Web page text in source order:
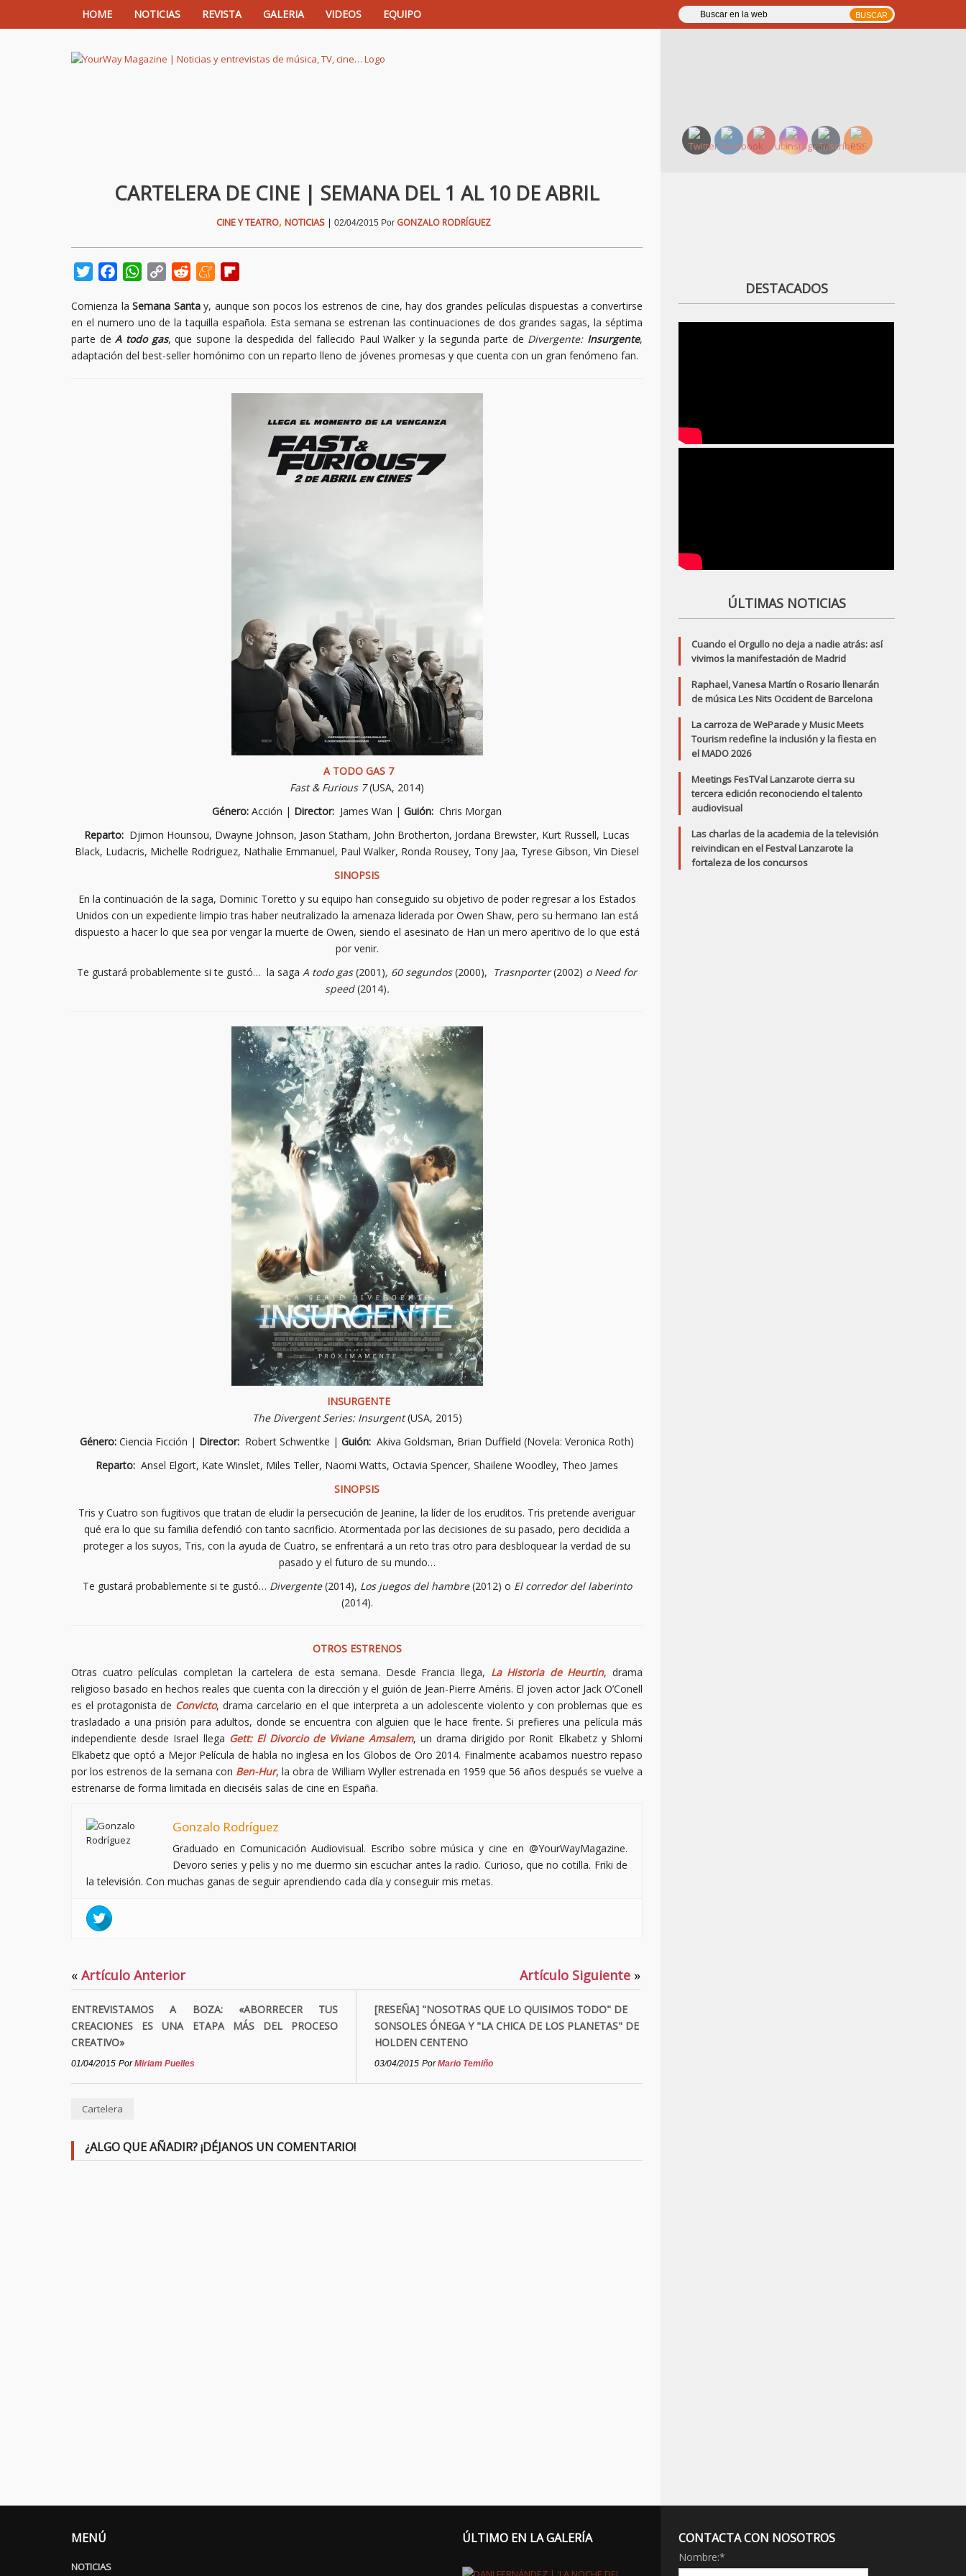
HOME NOTICIAS REVISTA GALERIA VIDEOS EQUIPO
CARTELERA DE CINE | SEMANA DEL 1 AL 10 DE ABRIL
CINE Y TEATRO, NOTICIAS| 02/04/2015 Por GONZALO RODRÍGUEZ
TwitterFacebookWhatsApp
Copy
Reddit Meneame
Comienza la Semana Santay, aunque son pocos los estrenos de cine, hay dos grandes películas dispuestas a convertirse
en el numero uno de la taquilla española. Esta semana se estrenan las continuaciones de dos grandes sagas, la séptima
parte deA todo gas, que supone la despedida del fallecido Paul Walker y la segunda parte de Divergente: Insurgente,
adaptación del best-seller homónimo con un reparto lleno de jóvenes promesas y que cuenta con un gran fenómeno fan.
A TODO GAS 7
Fast & Furious 7(USA, 2014)
Género: Acción | Director: James Wan | Guión: Chris Morgan
Reparto: Djimon Hounsou, Dwayne Johnson, Jason Statham, John Brotherton, Jordana Brewster, Kurt Russell, Lucas
Black, Ludacris, Michelle Rodriguez, Nathalie Emmanuel, Paul Walker, Ronda Rousey, Tony Jaa, Tyrese Gibson, Vin Diesel
SINOPSIS
En la continuación de la saga, Dominic Toretto y su equipo han conseguido su objetivo de poder regresar a los Estados
Unidos con un expediente limpio tras haber neutralizado la amenaza liderada por Owen Shaw, pero su hermano Ian está
dispuesto a hacer lo que sea por vengar la muerte de Owen, siendo el asesinato de Han un mero aperitivo de lo que está
por venir.
Te gustará probablemente si te gustó… la saga A todo gas(2001), 60 segundos(2000), Trasnporter(2002) o Need for
speed(2014).
INSURGENTE
The Divergent Series: Insurgent(USA, 2015)
Género: Ciencia Ficción | Director: Robert Schwentke | Guión: Akiva Goldsman, Brian Duffield (Novela: Veronica Roth)
Reparto: Ansel Elgort, Kate Winslet, Miles Teller, Naomi Watts, Octavia Spencer, Shailene Woodley, Theo James
SINOPSIS
Tris y Cuatro son fugitivos que tratan de eludir la persecución de Jeanine, la líder de los eruditos. Tris pretende averiguar
qué era lo que su familia defendió con tanto sacrificio. Atormentada por las decisiones de su pasado, pero decidida a
proteger a los suyos, Tris, con la ayuda de Cuatro, se enfrentará a un reto tras otro para desbloquear la verdad de su
pasado y el futuro de su mundo…
Te gustará probablemente si te gustó… Divergente(2014), Los juegos del hambre(2012) o El corredor del laberinto
(2014).
OTROS ESTRENOS
Otras cuatro películas completan la cartelera de esta semana. Desde Francia llega, La Historia de Heurtin, drama
religioso basado en hechos reales que cuenta con la dirección y el guión de Jean-Pierre Améris. El joven actor Jack O’Conell
es el protagonista de Convicto, drama carcelario en el que interpreta a un adolescente violento y con problemas que es
trasladado a una prisión para adultos, donde se encuentra con alguien que le hace frente. Si prefieres una película más
independiente desde Israel llega Gett: El Divorcio de Viviane Amsalem, un drama dirigido por Ronit Elkabetz y Shlomi
Elkabetz que optó a Mejor Película de habla no inglesa en los Globos de Oro 2014. Finalmente acabamos nuestro repaso
por los estrenos de la semana con Ben-Hur, la obra de William Wyller estrenada en 1959 que 56 años después se vuelve a
estrenarse de forma limitada en dieciséis salas de cine en España.
Gonzalo Rodríguez
Graduado en Comunicación Audiovisual. Escribo sobre música y cine en @YourWayMagazine.
Devoro series y pelis y no me duermo sin escuchar antes la radio. Curioso, que no cotilla. Friki de
la televisión. Con muchas ganas de seguir aprendiendo cada día y conseguir mis metas.
« Artículo Anterior
ENTREVISTAMOS A BOZA: «ABORRECER TUS
CREACIONES ES UNA ETAPA MÁS DEL PROCESO
CREATIVO»
01/04/2015 PorMiriam Puelles
Artículo Siguiente »
[RESEÑA] "NOSOTRAS QUE LO QUISIMOS TODO" DE
SONSOLES ÓNEGA Y "LA CHICA DE LOS PLANETAS" DE
HOLDEN CENTENO
03/04/2015 PorMario Temiño
Cartelera
¿ALGO QUE AÑADIR? ¡DÉJANOS UN COMENTARIO!
DESTACADOS
ÚLTIMAS NOTICIAS
Cuando el Orgullo no deja a nadie atrás: así
vivimos la manifestación de Madrid
Raphael, Vanesa Martín o Rosario llenarán
de música Les Nits Occident de Barcelona
La carroza de WeParade y Music Meets
Tourism redefine la inclusión y la fiesta en
el MADO 2026
Meetings FesTVal Lanzarote cierra su
tercera edición reconociendo el talento
audiovisual
Las charlas de la academia de la televisión
reivindican en el Festval Lanzarote la
fortaleza de los concursos
MENÚ
NOTICIAS
ÚLTIMO EN LA GALERÍA CONTACTA CON NOSOTROS
Nombre:*